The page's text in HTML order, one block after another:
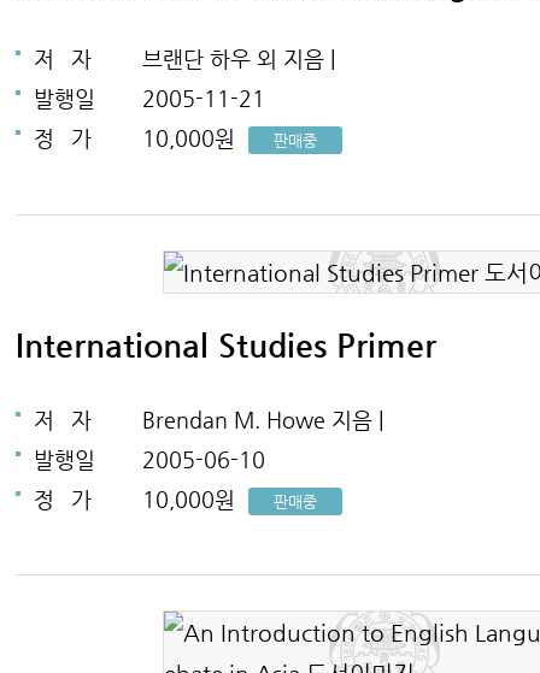
저 자
브랜단 하우 외 지음 |
발행일
2005-11-21
정
가 10,000원 판매중
International Studies Primer
저 자
Brendan M. Howe 지음 |
발행일
2005-06-10
정
가 10,000원 판매중